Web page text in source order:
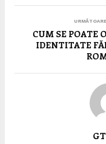
CUM SE POATE
IDENTITATE